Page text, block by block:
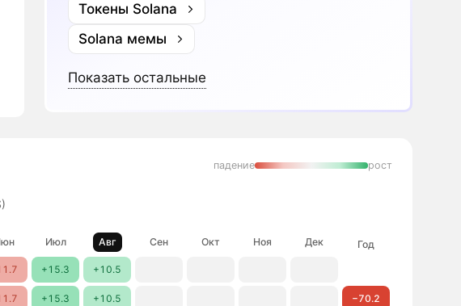
Токены Solana
Solana мемы
Показать остальные
падение рост
Июл Авг Сен Окт Ноя Дек Год
+15.3 +10.5
+15.3 +10.5 −70.2